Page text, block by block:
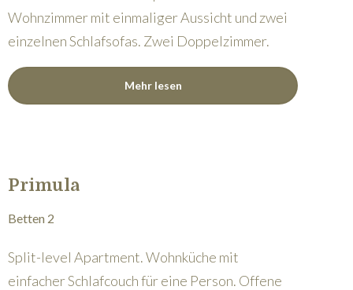
Wohnzimmer mit einmaliger Aussicht und zwei
einzelnen Schlafsofas. Zwei Doppelzimmer.
Mehr lesen
Primula
Betten 2
Split-level Apartment. Wohnküche mit
einfacher Schlafcouch für eine Person. Offene